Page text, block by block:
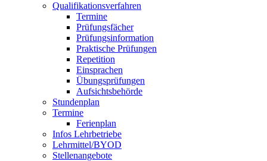
Qualifikationsverfahren
Termine
Prüfungsfächer
Prüfungsinformation
Praktische Prüfungen
Repetition
Einsprachen
Übungsprüfungen
Aufsichtsbehörde
Stundenplan
Termine
Ferienplan
Infos Lehrbetriebe
Lehrmittel/BYOD
Stellenangebote